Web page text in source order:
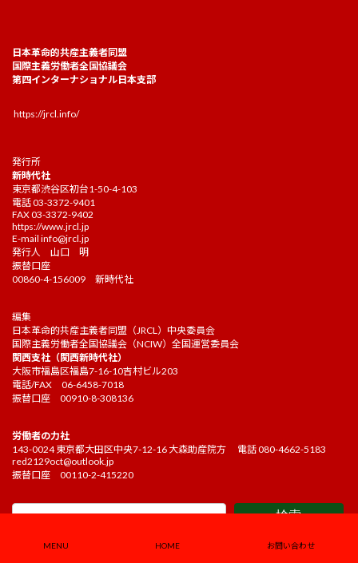
日本革命的共産主義者同盟
国際主義労働者全国協議会
第四インターナショナル日本支部
https://jrcl.info/
発行所
新時代社
東京都渋谷区初台1-50-4-103
電話 03-3372-9401
FAX 03-3372-9402
https://www.jrcl.jp
E-mail info@jrcl.jp
発行人 山口 明
振替口座
00860-4-156009 新時代社
編集
日本革命的共産主義者同盟（JRCL）中央委員会
国際主義労働者全国協議会（NCIW）全国運営委員会
関西支社（関西新時代社）
大阪市福島区福島7-16-10吉村ビル203
電話/FAX 06-6458-7018
振替口座 00910-8-308136
労働者の力社
143-0024 東京都大田区中央7-12-16 大森助産院方 電話 080-4662-5183
red2129oct@outlook.jp
振替口座 00110-2-415220
検索
Copyright ©2021 Kakehashi Editorial board. All Rights Reserved.
MENU HOME お問い合わせ